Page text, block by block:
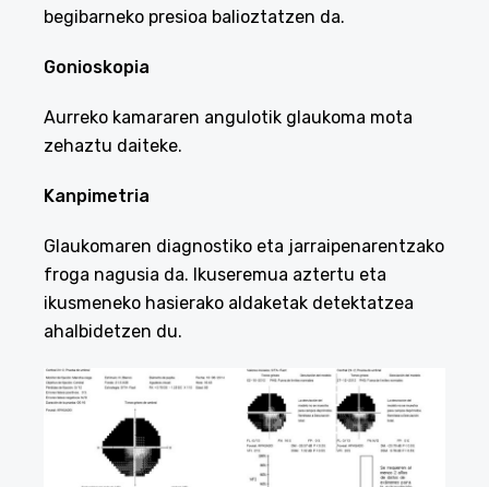
begibarneko presioa balioztatzen da.
Gonioskopia
Aurreko kamararen angulotik glaukoma mota
zehaztu daiteke.
Kanpimetria
Glaukomaren diagnostiko eta jarraipenarentzako
froga nagusia da. Ikuseremua aztertu eta
ikusmeneko hasierako aldaketak detektatzea
ahalbidetzen du.